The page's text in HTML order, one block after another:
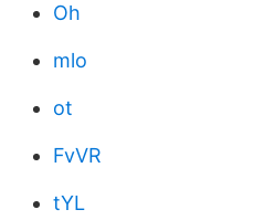
Oh
mlo
ot
FvVR
tYL